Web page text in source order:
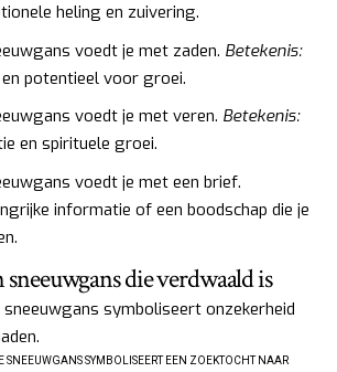
heling en zuivering.
voedt je met zaden. Betekenis:
potentieel voor groei.
voedt je met veren. Betekenis:
en spirituele groei.
voedt je met een brief.
informatie of een boodschap die je
die verdwaald is
SNEEUWGANS SYMBOLISEERT EEN ZOEKTOCHT NAAR